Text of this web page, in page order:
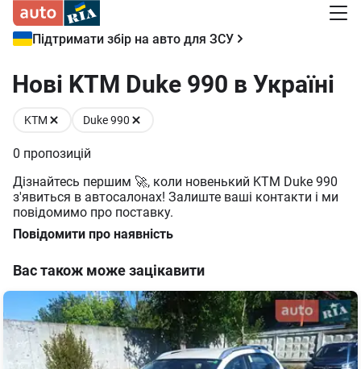
Підтримати збір на авто для ЗСУ
Нові KTM Duke 990 в Україні
KTM Duke 990
0 пропозицій
Дізнайтесь першим 🚀, коли новенький KTM Duke 990
з'явиться в автосалонах! Залиште ваші контакти і ми
повідомимо про поставку.
Повідомити про наявність
Вас також може зацікавити